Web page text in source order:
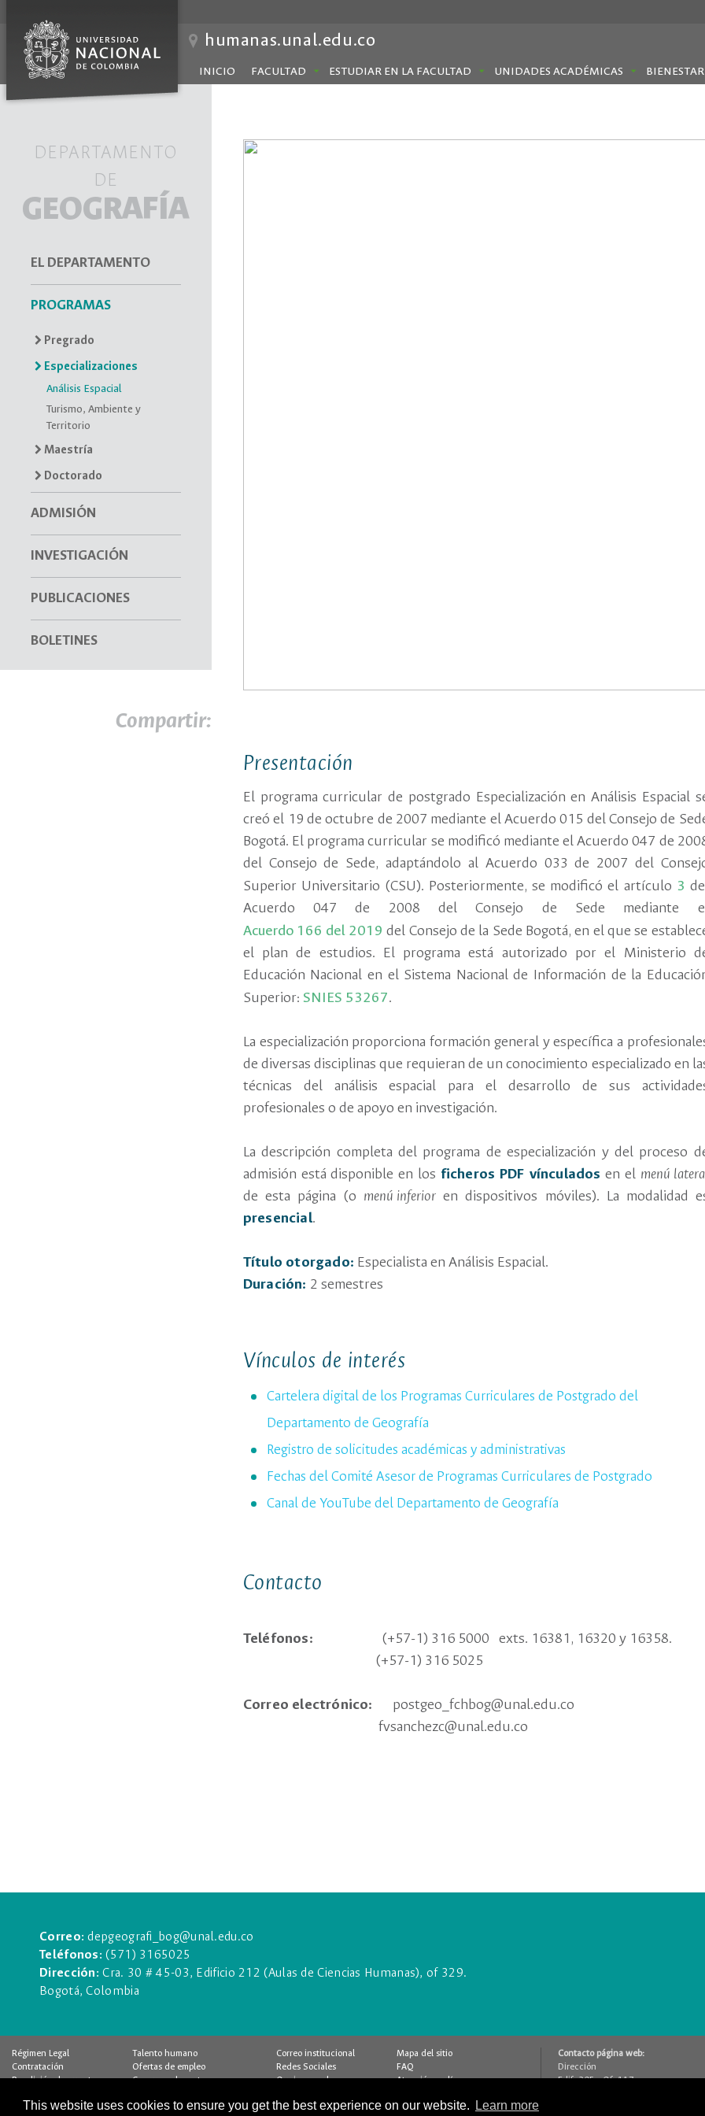
This website uses cookies to ensure you get the best experience on our website. Learn more
humanas.unal.edu.co
INICIO FACULTAD ESTUDIAR EN LA FACULTAD UNIDADES ACADÉMICAS BIENESTAR
DEPARTAMENTO
DE
GEOGRAFÍA
EL DEPARTAMENTO
PROGRAMAS
Pregrado
Especializaciones
Análisis Espacial
Turismo, Ambiente y
Territorio
Maestría
Doctorado
ADMISIÓN
INVESTIGACIÓN
PUBLICACIONES
BOLETINES
Compartir:
Presentación
El programa curricular de postgrado Especialización en Análisis Espacial
creó el 19 de octubre de 2007 mediante el Acuerdo 015 del Consejo de
Bogotá. El programa curricular se modificó mediante el Acuerdo 047 de
del Consejo de Sede, adaptándolo al Acuerdo 033 de 2007 del
Superior Universitario (CSU). Posteriormente, se modificó el artículo 3
Acuerdo 047 de 2008 del Consejo de Sede mediante
Acuerdo 166 del 2019 del Consejo de la Sede Bogotá, en el que se
el plan de estudios. El programa está autorizado por el Ministerio
Educación Nacional en el Sistema Nacional de Información de la
Superior: SNIES 53267.
La especialización proporciona formación general y específica a
de diversas disciplinas que requieran de un conocimiento especializado en
técnicas del análisis espacial para el desarrollo de sus
profesionales o de apoyo en investigación.
La descripción completa del programa de especialización y del proceso
admisión está disponible en los ficheros PDF vínculados en el menú
de esta página (o menú inferior en dispositivos móviles). La modalidad
presencial.
Título otorgado: Especialista en Análisis Espacial.
Duración: 2 semestres
Vínculos de interés
Cartelera digital de los Programas Curriculares de Postgrado del
Departamento de Geografía
Registro de solicitudes académicas y administrativas
Fechas del Comité Asesor de Programas Curriculares de Postgrado
Canal de YouTube del Departamento de Geografía
Contacto
Teléfonos:
(+57-1) 316 5000 exts. 16381, 16320 y 16358.
(+57-1) 316 5025
Correo electrónico: postgeo_fchbog@unal.edu.co
fvsanchezc@unal.edu.co
Correo:depgeografi_bog@unal.edu.co
Teléfonos:(571) 3165025
Dirección:Cra. 30 # 45-03, Edificio 212 (Aulas de Ciencias Humanas), of 329.
Bogotá, Colombia
Régimen Legal
Talento humano
Contratación
Ofertas de empleo
Rendición de cuentas
Concurso docente
Calidad
Buzón de notificaciones
Correo institucional
Mapa del sitio
Redes Sociales
FAQ
Quejas y reclamos
Atención en línea
Estadísticas
Glosario
Contacto página web:
Dirección
Edif. 205 - Of. 117